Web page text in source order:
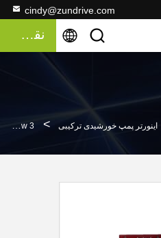
cindy@zundrive.com
نقل قول
اینورتر پمپ خورشیدی ترکیبی > 2.2kw-22kw 3 فاز اینورتر MPPT برای سیستم خورشیدی با درجه حفاظت IP65